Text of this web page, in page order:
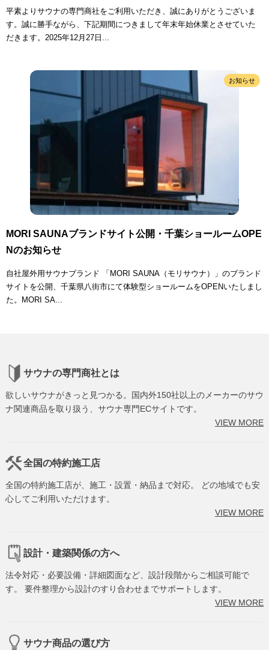
平素よりサウナの専門商社をご利用いただき、誠にありがとうございま
す。誠に勝手ながら、下記期間につきまして年末年始休業とさせていた
だきます。2025年12月27日...
お知らせ
MORI SAUNAブランドサイト公開・千葉ショールームOPE
Nのお知らせ
自社屋外用サウナブランド 「MORI SAUNA（モリサウナ）」のブランド
サイトを公開、千葉県八街市にて体験型ショールームをOPENいたしまし
た。MORI SA...
サウナの専門商社とは
欲しいサウナがきっと見つかる。国内外150社以上のメーカーのサウ
ナ関連商品を取り扱う、サウナ専門ECサイトです。
VIEW MORE
全国の特約施工店
全国の特約施工店が、施工・設置・納品まで対応。 どの地域でも安
心してご利用いただけます。
VIEW MORE
設計・建築関係の方へ
法令対応・必要設備・詳細図面など、設計段階からご相談可能で
す。 要件整理から設計のすり合わせまでサポートします。
VIEW MORE
サウナ商品の選び方